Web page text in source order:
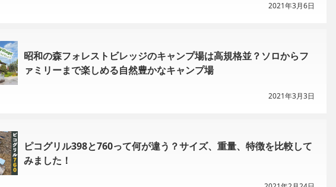
2021年3月6日
昭和の森フォレストビレッジのキャンプ場は高規格並？ソロからフ
ァミリーまで楽しめる自然豊かなキャンプ場
2021年3月3日
ピコグリル398と760って何が違う？サイズ、重量、特徴を比較して
みました！